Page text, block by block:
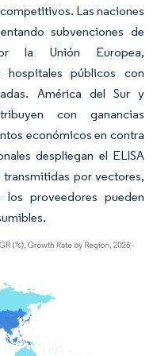
Las naciones
subvenciones de
la Unión Europea,
hospitales públicos con
América del Sur y
con ganancias
económicos en contra
despliegan el ELISA
por vectores,
proveedores pueden